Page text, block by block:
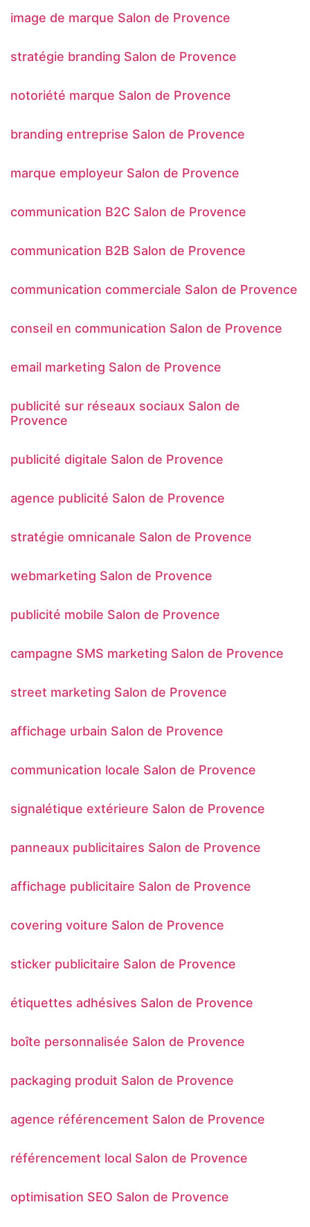
image de marque Salon de Provence
stratégie branding Salon de Provence
notoriété marque Salon de Provence
branding entreprise Salon de Provence
marque employeur Salon de Provence
communication B2C Salon de Provence
communication B2B Salon de Provence
communication commerciale Salon de Provence
conseil en communication Salon de Provence
email marketing Salon de Provence
publicité sur réseaux sociaux Salon de
Provence
publicité digitale Salon de Provence
agence publicité Salon de Provence
stratégie omnicanale Salon de Provence
webmarketing Salon de Provence
publicité mobile Salon de Provence
campagne SMS marketing Salon de Provence
street marketing Salon de Provence
affichage urbain Salon de Provence
communication locale Salon de Provence
signalétique extérieure Salon de Provence
panneaux publicitaires Salon de Provence
affichage publicitaire Salon de Provence
covering voiture Salon de Provence
sticker publicitaire Salon de Provence
étiquettes adhésives Salon de Provence
boîte personnalisée Salon de Provence
packaging produit Salon de Provence
agence référencement Salon de Provence
référencement local Salon de Provence
optimisation SEO Salon de Provence